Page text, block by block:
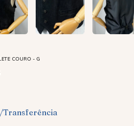
COURO - G
Transferência